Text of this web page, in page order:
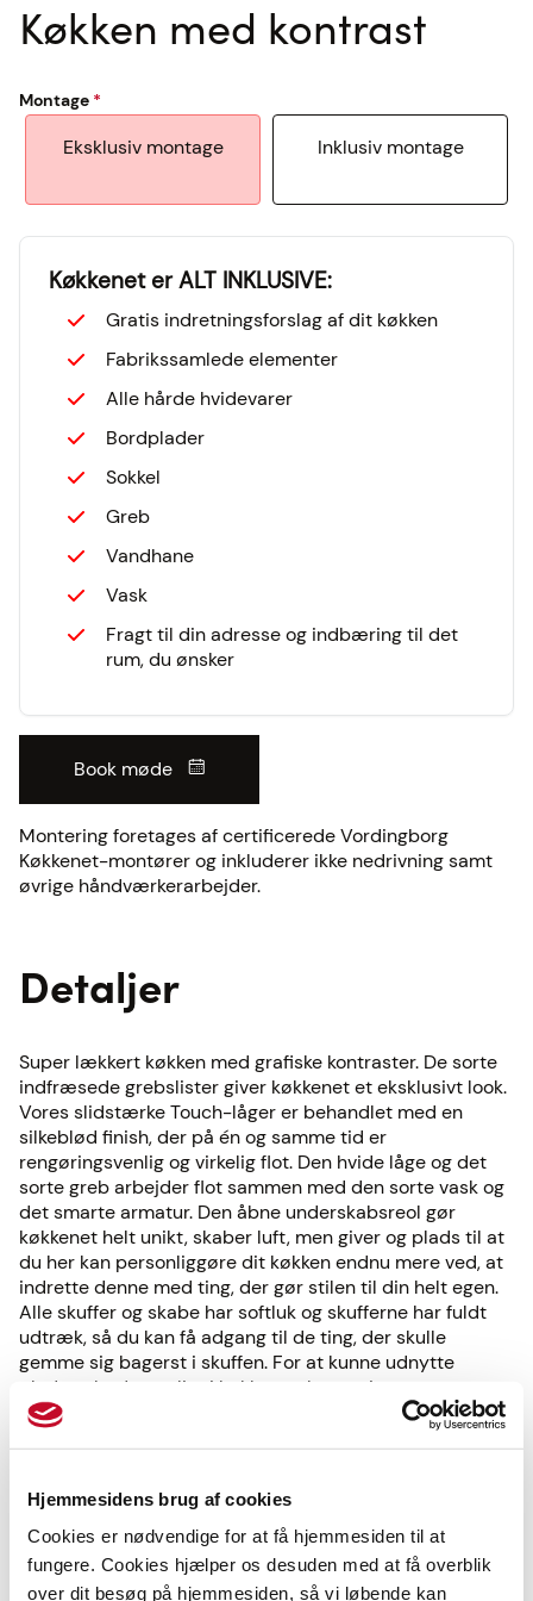
Hjemmesidens brug af cookies
Cookies er nødvendige for at få hjemmesiden til at
fungere. Cookies hjælper os desuden med at få overblik
over dit besøg på hjemmesiden, så vi løbende kan
Kontakt os
Webshop
Find butik
Køkken med kontrast
Montage
Eksklusiv montage Inklusiv montage
Køkkenet er ALT INKLUSIVE:
Gratis indretningsforslag af dit køkken
Fabrikssamlede elementer
Alle hårde hvidevarer
Bordplader
Sokkel
Greb
Vandhane
Vask
Fragt til din adresse og indbæring til det
rum, du ønsker
Book møde
Montering foretages af certificerede Vordingborg
Køkkenet-montører og inkluderer ikke nedrivning samt
øvrige håndværkerarbejder.
Detaljer
Super lækkert køkken med grafiske kontraster. De sorte
indfræsede grebslister giver køkkenet et eksklusivt look.
Vores slidstærke Touch-låger er behandlet med en
silkeblød finish, der på én og samme tid er
rengøringsvenlig og virkelig flot. Den hvide låge og det
sorte greb arbejder flot sammen med den sorte vask og
det smarte armatur. Den åbne underskabsreol gør
køkkenet helt unikt, skaber luft, men giver og plads til at
du her kan personliggøre dit køkken endnu mere ved, at
indrette denne med ting, der gør stilen til din helt egen.
Alle skuffer og skabe har softluk og skufferne har fuldt
udtræk, så du kan få adgang til de ting, der skulle
gemme sig bagerst i skuffen. For at kunne udnytte
pladsen bedst muligt i køkkenet, kan en integreret
spiseplads være en flot løsning, som det ses her i
For at du får et køkken, der er gennemført i stilen, hele
vejen igennem, medfølger en moderne, sort væghængt
emhætte, stænkplade i sort glas, integreret køleskab-
og opvaskemaskine. Derudover får du et lækkert
indbygningskomfur i rustfrit stål, samt en rammeløs